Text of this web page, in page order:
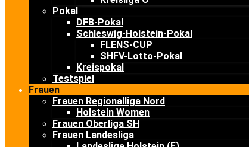
Pokal
DFB-Pokal
Schleswig-Holstein-Pokal
FLENS-CUP
SHFV-Lotto-Pokal
Kreispokal
Testspiel
Frauen
Frauen Regionalliga Nord
Holstein Women
Frauen Oberliga SH
Frauen Landesliga